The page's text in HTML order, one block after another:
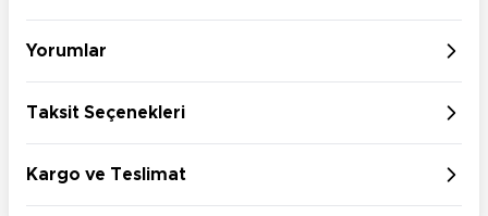
Yorumlar
Taksit Seçenekleri
Kargo ve Teslimat